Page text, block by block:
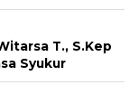
T., S.Kep
Syukur